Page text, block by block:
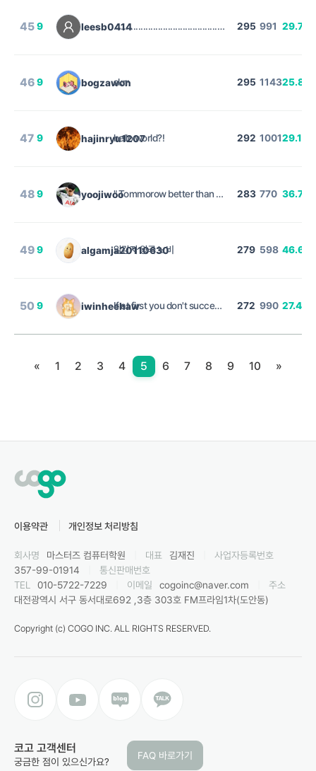
45 9 leesb0414 .................................................. 295 991 29.77
46 9 bogzawon
skrr 295 114325.81
47 9 hajinryu1207
hello world?! 292 100129.17
48 9 yoojiwoo " Tommorow better than today " 283 770 36.75
49 9 algamja20110630
알감자 왕국 노비 279 598 46.66
50 9 iwinheehaw If at first you don't succeed, try, try again ? 272 990 27.47
« 1 2 3 4 5 6 7 8 9 10 »
이용약관 개인정보 처리방침
회사명 마스터즈 컴퓨터학원 대표 김재진
사업자등록번호
357-99-01914
통신판매번호
TEL
010-5722-7229 이메일 cogoinc@naver.com
주소
대전광역시 서구 동서대로692 ,3층 303호 FM프라임1차(도안동)
Copyright (c) COGO INC. ALL RIGHTS RESERVED.
코고 고객센터
궁금한 점이 있으신가요?
FAQ 바로가기